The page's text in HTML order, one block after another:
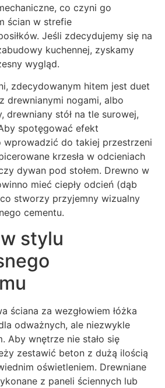
co czyni go
ścian w strefie
Jeśli zdecydujemy się na
kuchennej, zyskamy
wygląd.
zdecydowanym hitem jest duet
drewnianymi nogami, albo
drewniany stół na tle surowej,
spotęgować efekt
do takiej przestrzeni
krzesła w odcieniach
dywan pod stołem. Drewno w
mieć ciepły odcień (dąb
stworzy przyjemny wizualny
cementu.
stylu
ściana za wezgłowiem łóżka
odważnych, ale niezwykle
Aby wnętrze nie stało się
zestawić beton z dużą ilością
oświetleniem. Drewniane
z paneli ściennych lub